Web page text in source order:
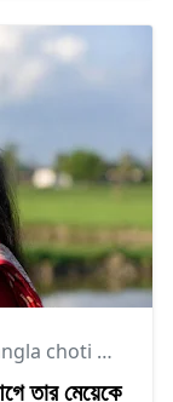
choti golpo
তার মেয়েকে